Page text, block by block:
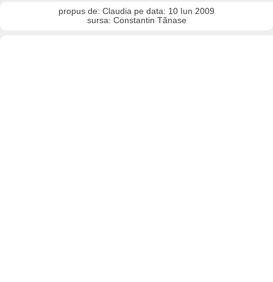
propus de: Claudia pe data: 10 Iun 2009
sursa: Constantin Tãnase